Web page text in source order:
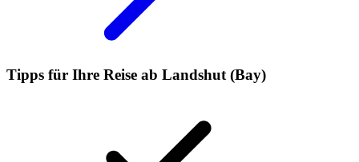
Tipps für Ihre Reise ab Landshut (Bay)